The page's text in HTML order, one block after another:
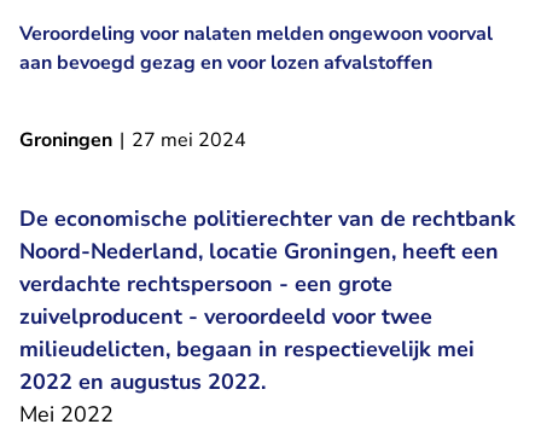
Veroordeling voor nalaten melden ongewoon voorval
aan bevoegd gezag en voor lozen afvalstoffen
Groningen | 27 mei 2024
De economische politierechter van de rechtbank
Noord-Nederland, locatie Groningen, heeft een
verdachte rechtspersoon - een grote
zuivelproducent - veroordeeld voor twee
milieudelicten, begaan in respectievelijk mei
2022 en augustus 2022.
Mei 2022